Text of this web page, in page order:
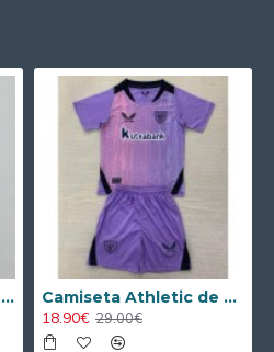
Camiseta AC Milan 1995/1996 Local Retro Camiseta Athletic de Bilbao 2024/2025 Alternativo Niño Kit
18.90€ 29.00€